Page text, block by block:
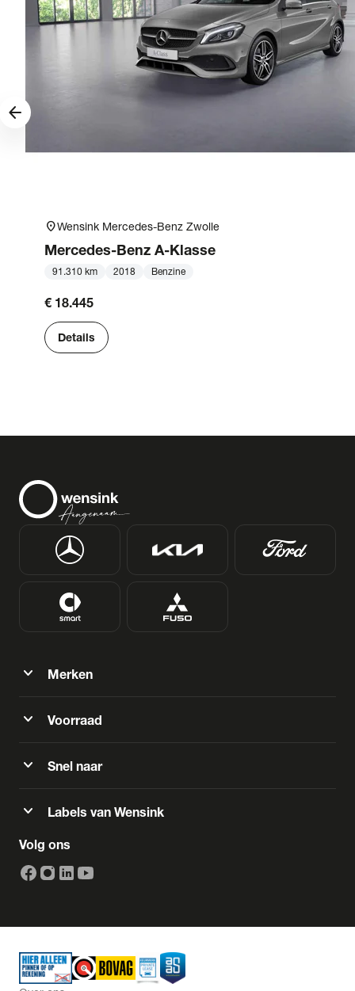
location_onWensink Mercedes-Benz Zwolle
Mercedes-Benz A-Klasse
91.310 km 2018 Benzine
€ 18.445
Details
arrow_forward
expand_more Merken
expand_more Voorraad
expand_more Snel naar
expand_more Labels van Wensink
Volg ons